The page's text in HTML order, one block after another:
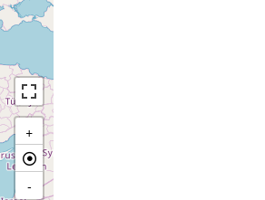
+
-